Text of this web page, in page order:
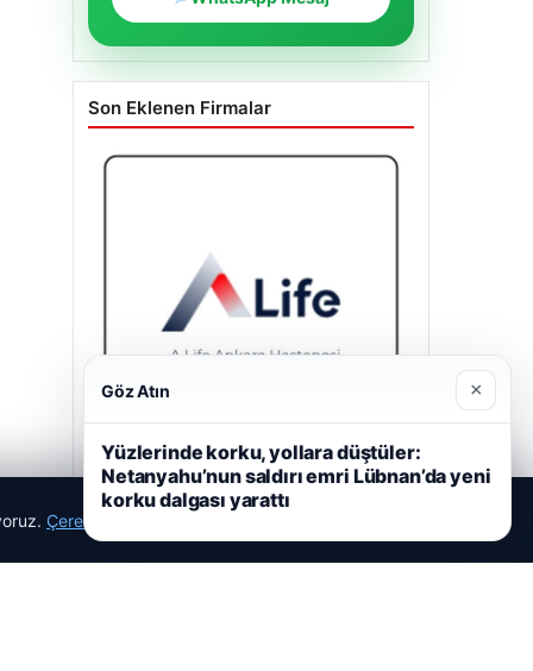
Son Eklenen Firmalar
A Life Ankara Hastanesi
Çerez Politikamız
Göz Atın ×
Yüzlerinde korku, yollara düştüler:
Netanyahu’nun saldırı emri Lübnan’da yeni
korku dalgası yarattı